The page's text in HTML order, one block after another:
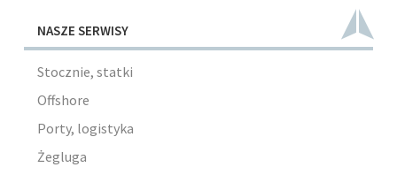
NASZE SERWISY
Stocznie, statki
Offshore
Porty, logistyka
Żegluga